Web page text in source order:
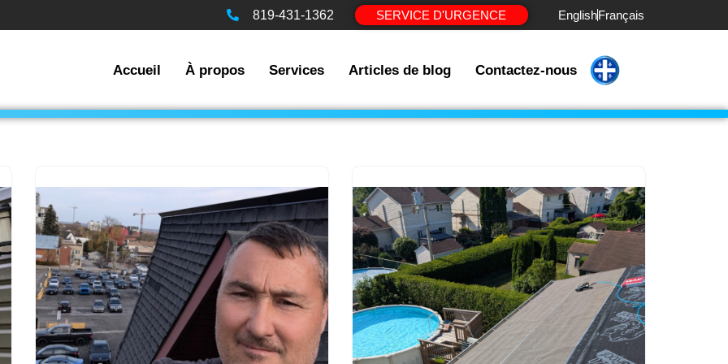
819-431-1362 SERVICE D'URGENCE EnglishFrançais
Accueil À propos Services Articles de blog Contactez-nous